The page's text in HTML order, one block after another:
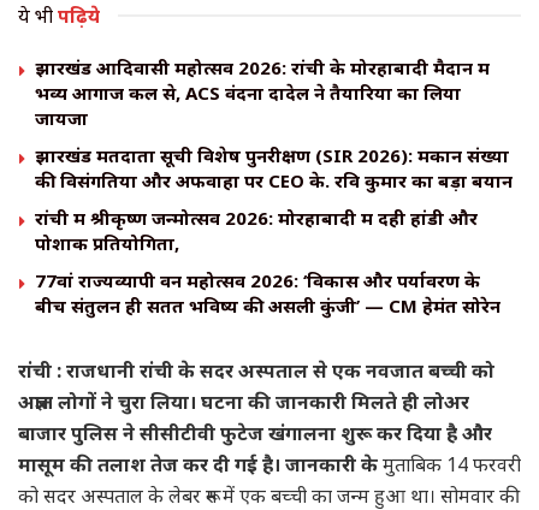
ये भीपढ़िये
झारखंड आदिवासी महोत्सव 2026: रांची के मोरहाबादी मैदान में
भव्य आगाज कल से, ACS वंदना दादेल ने तैयारियों का लिया
जायजा
झारखंड मतदाता सूची विशेष पुनरीक्षण (SIR 2026): मकान संख्या
की विसंगतियों और अफवाहों पर CEO के. रवि कुमार का बड़ा बयान
रांची में श्रीकृष्ण जन्मोत्सव 2026: मोरहाबादी में दही हांडी और
पोशाक प्रतियोगिता,
77वां राज्यव्यापी वन महोत्सव 2026: ‘विकास और पर्यावरण के
बीच संतुलन ही सतत भविष्य की असली कुंजी’ — CM हेमंत सोरेन
रांची : राजधानी रांची के सदर अस्पताल से एक नवजात बच्ची को
अज्ञात लोगों ने चुरा लिया। घटना की जानकारी मिलते ही लोअर
बाजार पुलिस ने सीसीटीवी फुटेज खंगालना शुरू कर दिया है और
मासूम की तलाश तेज कर दी गई है। जानकारी केमुताबिक 14 फरवरी
को सदर अस्पताल के लेबर रूम में एक बच्ची का जन्म हुआ था। सोमवार की